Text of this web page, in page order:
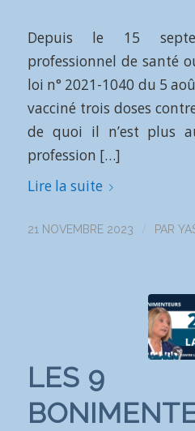
Depuis le 15
professionnel de santé
loi n° 2021-1040 du 5
vacciné trois doses
de quoi il n’est plus
profession […]
Lire la suite
21 NOVEMBRE 2023 / PAR
LES 9